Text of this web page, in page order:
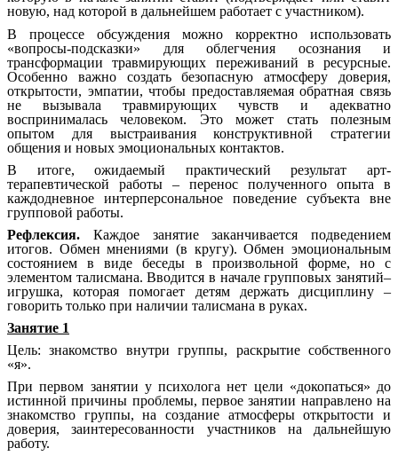
новую, над которой в дальнейшем работает с участником).
В процессе обсуждения можно корректно использовать
«вопросы-подсказки» для облегчения осознания и
трансформации травмирующих переживаний в ресурсные.
Особенно важно создать безопасную атмосферу доверия,
открытости, эмпатии, чтобы предоставляемая обратная связь
не вызывала травмирующих чувств и адекватно
воспринималась человеком. Это может стать полезным
опытом для выстраивания конструктивной стратегии
общения и новых эмоциональных контактов.
В итоге, ожидаемый практический результат арт-
терапевтической работы – перенос полученного опыта в
каждодневное интерперсональное поведение субъекта вне
групповой работы.
Рефлексия. Каждое занятие заканчивается подведением
итогов. Обмен мнениями (в кругу). Обмен эмоциональным
состоянием в виде беседы в произвольной форме, но с
элементом талисмана. Вводится в начале групповых занятий–
игрушка, которая помогает детям держать дисциплину –
говорить только при наличии талисмана в руках.
Занятие 1
Цель: знакомство внутри группы, раскрытие собственного
«я».
При первом занятии у психолога нет цели «докопаться» до
истинной причины проблемы, первое занятии направлено на
знакомство группы, на создание атмосферы открытости и
доверия, заинтересованности участников на дальнейшую
работу.